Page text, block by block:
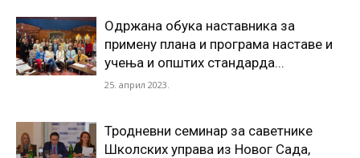
Одржана обука наставника за
примену плана и програма наставе и
учења и општих стандарда...
25. април 2023.
Тродневни семинар за саветнике
Школских управа из Новог Сада,